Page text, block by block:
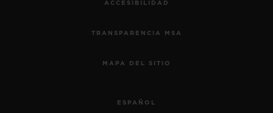
ACCESIBILIDAD
TRANSPARENCIA MSA
MAPA DEL SITIO
ESPAÑOL